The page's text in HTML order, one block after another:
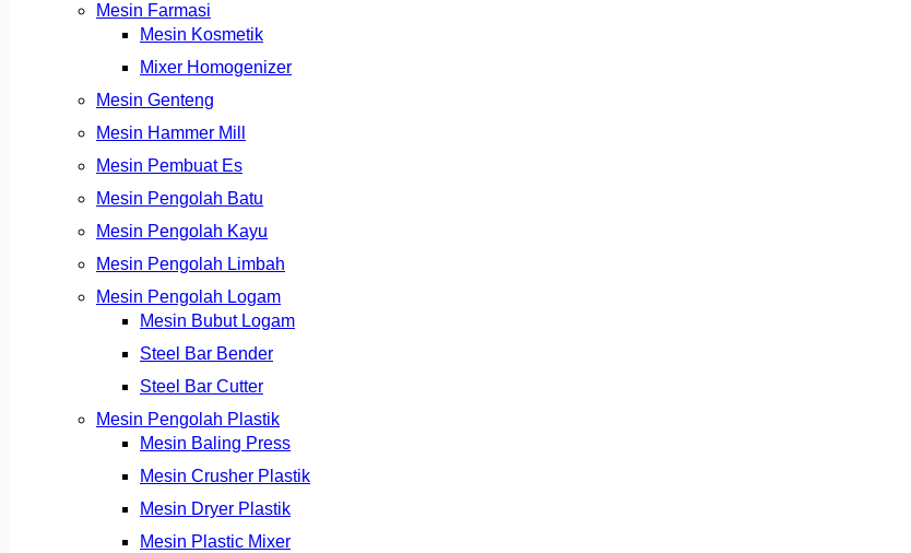
Mesin Farmasi
Mesin Kosmetik
Mixer Homogenizer
Mesin Genteng
Mesin Hammer Mill
Mesin Pembuat Es
Mesin Pengolah Batu
Mesin Pengolah Kayu
Mesin Pengolah Limbah
Mesin Pengolah Logam
Mesin Bubut Logam
Steel Bar Bender
Steel Bar Cutter
Mesin Pengolah Plastik
Mesin Baling Press
Mesin Crusher Plastik
Mesin Dryer Plastik
Mesin Plastic Mixer